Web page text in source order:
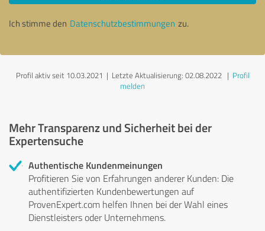
Ich stimme den Datenschutzbestimmungen zu.
Profil aktiv seit 10.03.2021 | Letzte Aktualisierung: 02.08.2022| Profil
melden
Mehr Transparenz und Sicherheit bei der
Expertensuche
Authentische Kundenmeinungen
Profitieren Sie von Erfahrungen anderer Kunden: Die
authentifizierten Kundenbewertungen auf
ProvenExpert.com helfen Ihnen bei der Wahl eines
Dienstleisters oder Unternehmens.